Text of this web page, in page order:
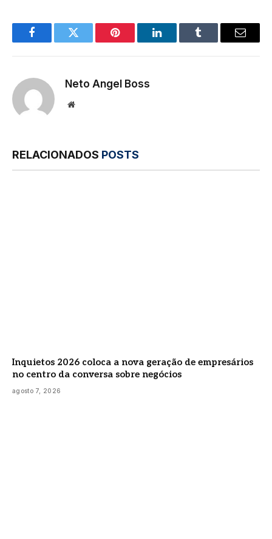
FacebookTwitter Pinterest LinkedInTumblr
E-
Neto Angel Boss
Site
RELACIONADOS POSTS
Inquietos 2026 coloca a nova geração de empresários
no centro da conversa sobre negócios
agosto 7, 2026